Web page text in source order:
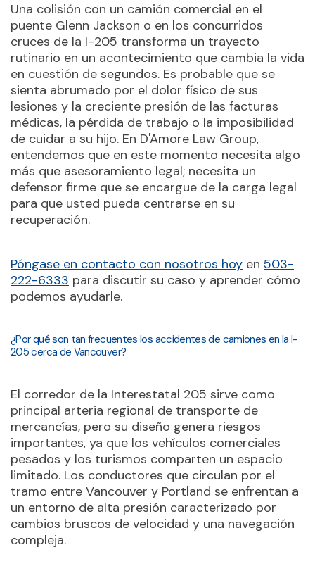
Una colisión con un camión comercial en el
puente Glenn Jackson o en los concurridos
cruces de la I-205 transforma un trayecto
rutinario en un acontecimiento que cambia la vida
en cuestión de segundos. Es probable que se
sienta abrumado por el dolor físico de sus
lesiones y la creciente presión de las facturas
médicas, la pérdida de trabajo o la imposibilidad
de cuidar a su hijo. En D'Amore Law Group,
entendemos que en este momento necesita algo
más que asesoramiento legal; necesita un
defensor firme que se encargue de la carga legal
para que usted pueda centrarse en su
recuperación.
Póngase en contacto con nosotros hoy en 503-
222-6333 para discutir su caso y aprender cómo
podemos ayudarle.
¿Por qué son tan frecuentes los accidentes de camiones en la I-
205 cerca de Vancouver?
El corredor de la Interestatal 205 sirve como
principal arteria regional de transporte de
mercancías, pero su diseño genera riesgos
importantes, ya que los vehículos comerciales
pesados y los turismos comparten un espacio
limitado. Los conductores que circulan por el
tramo entre Vancouver y Portland se enfrentan a
un entorno de alta presión caracterizado por
cambios bruscos de velocidad y una navegación
compleja.